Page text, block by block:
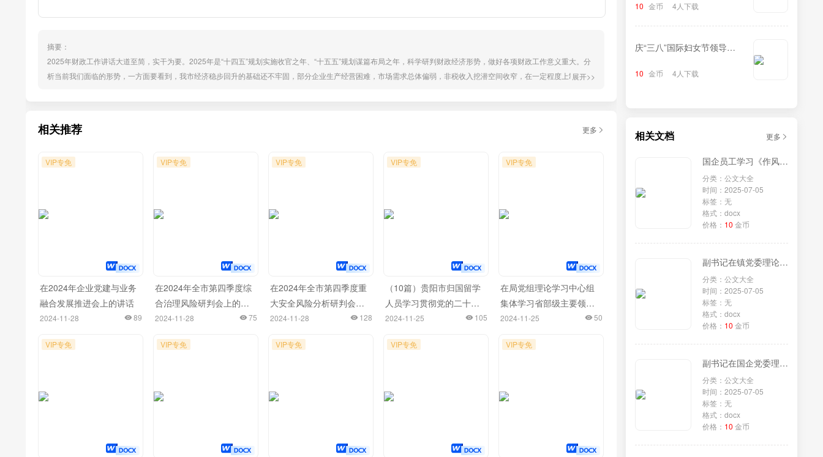
摘要：
2025年财政工作讲话大道至简，实干为要。2025年是“十四五”规划实施收官之年、“十五五”规划谋篇布局之年，科学研判财政经济形势，做好各项财政工作意义重大。分
析当前我们面临的形势，一方面要看到，我市经济稳步回升的基础还不牢固，部分企业生产经营困难，市场需求总体偏弱，非税收入挖潜空间收窄，在一定程度上制约了
展开>>
相关推荐 更多
VIP专免
在2024年企业党建与业务
融合发展推进会上的讲话
2024-11-28 89
VIP专免
在2024年全市第四季度综
合治理风险研判会上的讲
话
2024-11-28 75
VIP专免
在2024年全市第四季度重
大安全风险分析研判会上
的讲话
2024-11-28 128
VIP专免
（10篇）贵阳市归国留学
人员学习贯彻党的二十届
三中全会精神座谈会发言
2024-11-25 105
VIP专免
在局党组理论学习中心组
集体学习省部级主要领导
干部学习贯彻党的二十届
开班式上的重要讲话精神
2024-11-25 50
VIP专免 VIP专免 VIP专免 VIP专免 VIP专免
10 金币 4人下载
庆“三八”国际妇女节领导致
10 金币 4人下载
相关文档 更多
国企员工学习《作风建设改变中国》研讨发言
分类：公文大全
时间：2025-07-05
标签：无
格式：docx
价格： 10 金币
副书记在镇党委理论学习中心组专题学习《党组讨论和决定党员处分事项工作程序规定》研讨会上的发言
分类：公文大全
时间：2025-07-05
标签：无
格式：docx
价格： 10 金币
副书记在国企党委理论学习中心组专题学习《党组讨论和决定党员处分事项工作程序规定》研讨会上的发言
分类：公文大全
时间：2025-07-05
标签：无
格式：docx
价格： 10 金币